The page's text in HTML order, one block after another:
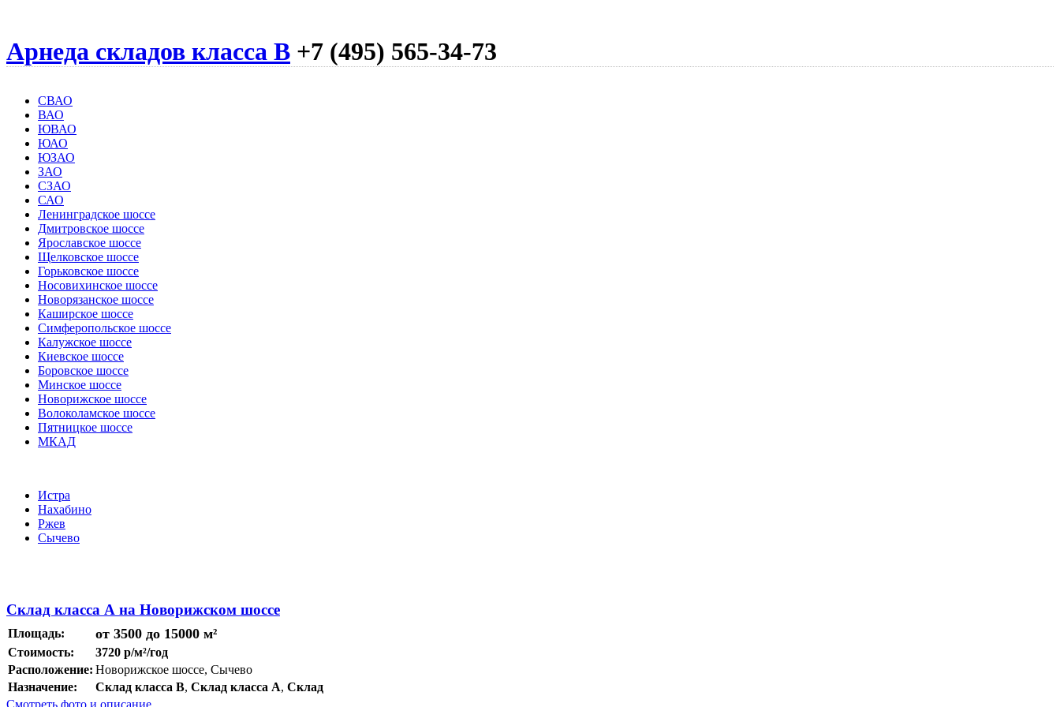
Арнеда складов класса B +7 (495) 565-34-73
СВАО
ВАО
ЮВАО
ЮАО
ЮЗАО
ЗАО
СЗАО
САО
Ленинградское шоссе
Дмитровское шоссе
Ярославское шоссе
Щелковское шоссе
Горьковское шоссе
Носовихинское шоссе
Новорязанское шоссе
Каширское шоссе
Симферопольское шоссе
Калужское шоссе
Киевское шоссе
Боровское шоссе
Минское шоссе
Новорижское шоссе
Волоколамское шоссе
Пятницкое шоссе
МКАД
Истра
Нахабино
Ржев
Сычево
Склад класса А на Новорижском шоссе
Площадь: от 3500 до 15000 м²
Стоимость:
3720 р/м²/год
Расположение: Новорижское шоссе, Сычево
Назначение:
Склад класса B, Склад класса A, Склад